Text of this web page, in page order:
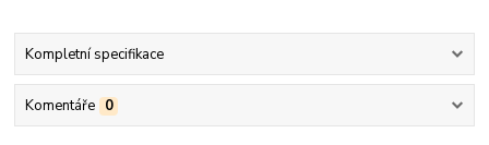
Kompletní specifikace
Komentáře 0